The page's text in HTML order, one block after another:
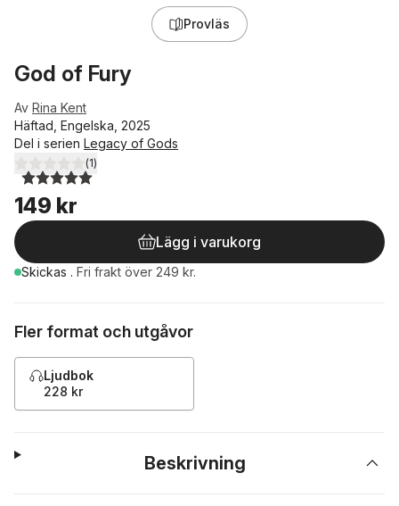
Provläs
God of Fury
Av Rina Kent
Häftad, Engelska, 2025
Del i serien Legacy of Gods
5,0utav 5 stjärnor. Totalt antal röster:
(1)
149 kr
Lägg i varukorg
Skickas . Fri frakt över 249 kr.
Fler format och utgåvor
Ljudbok
228 kr
Beskrivning